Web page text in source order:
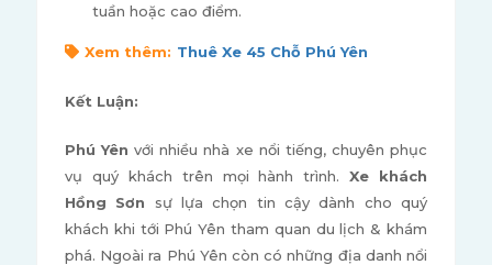
tuần hoặc cao điểm.
Xem thêm: Thuê Xe 45 Chỗ Phú Yên
Kết Luận:
Phú Yên với nhiều nhà xe nổi tiếng, chuyên phục
vụ quý khách trên mọi hành trình.Xe khách
Hồng Sơn sự lựa chọn tin cậy dành cho quý
khách khi tới Phú Yên tham quan du lịch & khám
phá. Ngoài ra Phú Yên còn có những địa danh nổi